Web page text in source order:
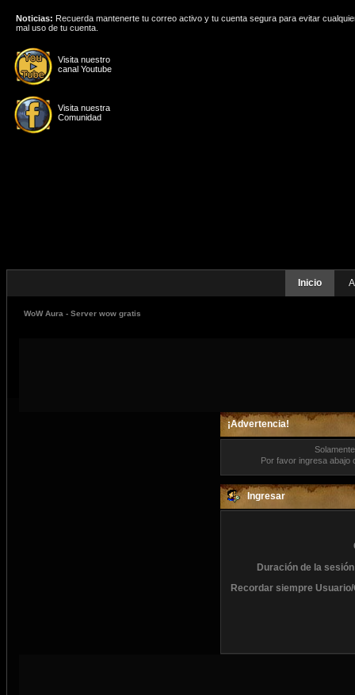
Visita nuestro
canal Youtube
Visita nuestra
Comunidad
Noticias: Recuerda mantenerte tu correo activo y tu cuenta segura para evitar
mal uso de tu cuenta.
Inicio
WoW Aura - Server wow gratis
¡Advertencia!
Por favor ingresa abajo
Ingresar
Duración de la
Recordar siempre